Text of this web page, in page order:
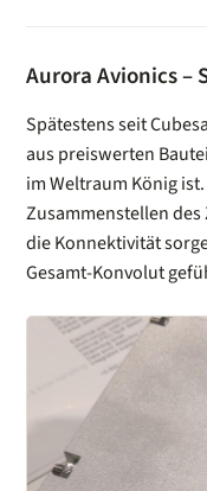
Aurora Avionics –
Spätestens seit
aus preiswerten
im Weltraum König
Zusammenstellen
die Konnektivität
Gesamt-Konvolut